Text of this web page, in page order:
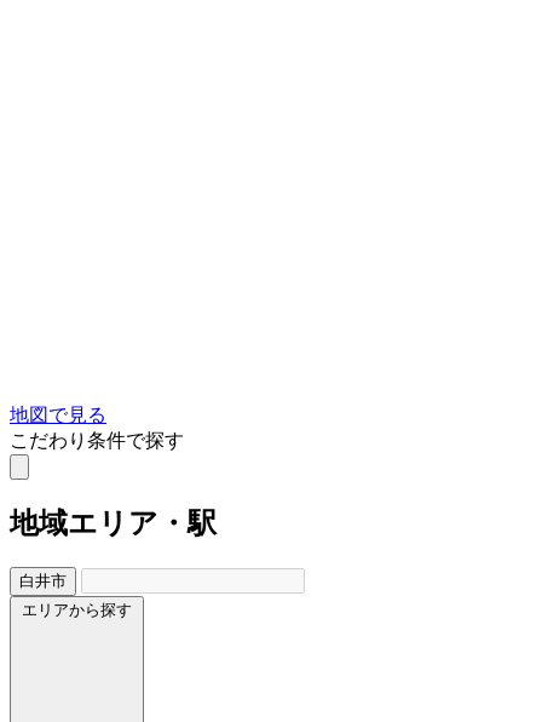
地図で見る
こだわり条件で探す
地域エリア・駅
白井市
エリアから探す